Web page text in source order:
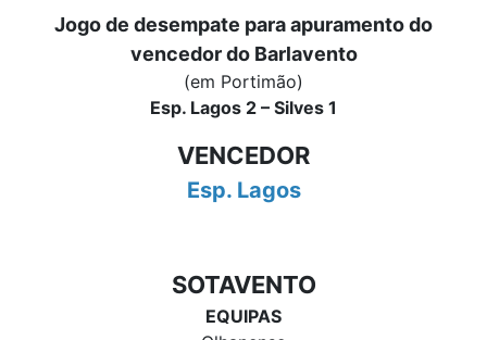
Jogo de desempate para apuramento do
vencedor do Barlavento
(em Portimão)
Esp. Lagos 2 – Silves 1
VENCEDOR
Esp. Lagos
SOTAVENTO
EQUIPAS